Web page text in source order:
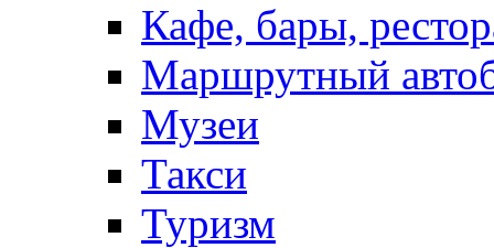
Кафе, бары,
Маршрутный
Музеи
Такси
Туризм